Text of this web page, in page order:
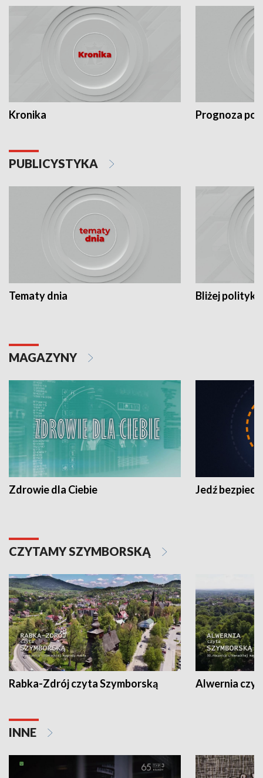
Kronika Prognoza
PUBLICYSTYKA
Tematy dnia Bliżej polityki
MAGAZYNY
Zdrowie dla Ciebie Jedź
CZYTAMY SZYMBORSKĄ
Rabka-Zdrój czyta Szymborską Alwernia
INNE